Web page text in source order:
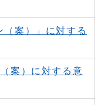
（案）」に対する
案）に対する意